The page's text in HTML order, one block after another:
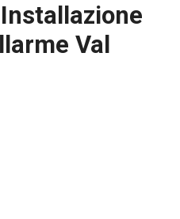
Installazione
Val